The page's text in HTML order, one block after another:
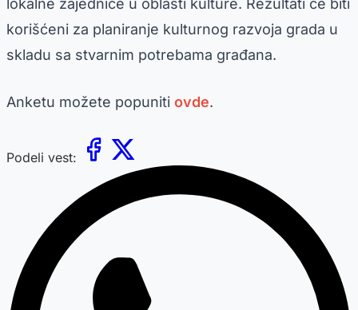
korišćeni za planiranje kulturnog razvoja grada u
skladu sa stvarnim potrebama građana.
Anketu možete popuniti ovde.
Podeli vest: